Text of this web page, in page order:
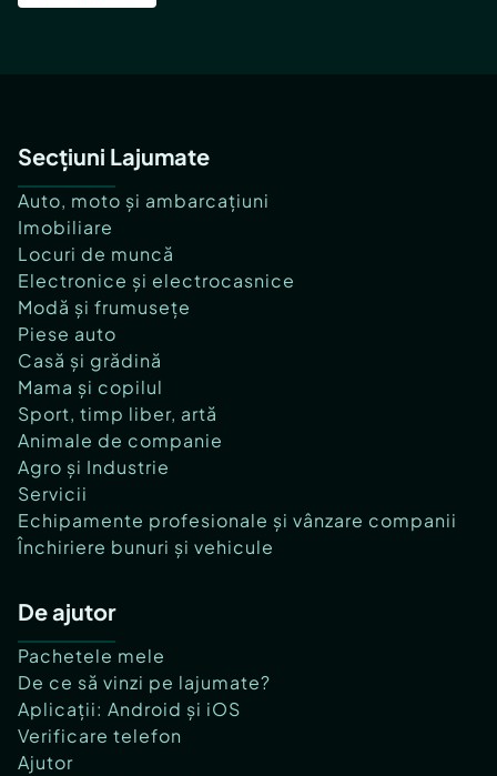
Secțiuni Lajumate
Auto, moto și ambarcațiuni
Imobiliare
Locuri de muncă
Electronice și electrocasnice
Modă și frumusețe
Piese auto
Casă și grădină
Mama și copilul
Sport, timp liber, artă
Animale de companie
Agro și Industrie
Servicii
Echipamente profesionale și vânzare companii
Închiriere bunuri și vehicule
De ajutor
Pachetele mele
De ce să vinzi pe lajumate?
Aplicații: Android și iOS
Verificare telefon
Ajutor